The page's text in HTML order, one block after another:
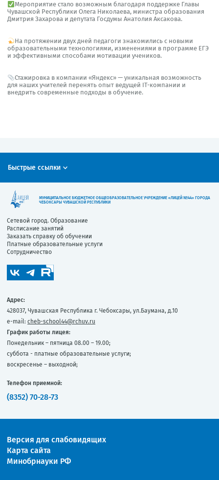
Мероприятие стало возможным благодаря поддержке Главы
Чувашской Республики Олега Николаева, министра образования
Дмитрия Захарова и депутата Госдумы Анатолия Аксакова.
На протяжении двух дней педагоги знакомились с новыми
образовательными технологиями, изменениями в программе ЕГЭ
и эффективными способами мотивации учеников.
Стажировка в компании «Яндекс» — уникальная возможность
для наших учителей перенять опыт ведущей IT-компании и
внедрить современные подходы в обучение.
Быстрые ссылки
МУНИЦИПАЛЬНОЕ БЮДЖЕТНОЕ ОБЩЕОБРАЗОВАТЕЛЬНОЕ УЧРЕЖДЕНИЕ «ЛИЦЕЙ №44» ГОРОДА
ЧЕБОКСАРЫ ЧУВАШСКОЙ РЕСПУБЛИКИ
Сетевой город. Образование
Расписание занятий
Заказать справку об обучении
Платные образовательные услуги
Сотрудничество
Адрес:
428037, Чувашская Республика г. Чебоксары, ул.Баумана, д.10
e-mail: cheb-school44@rchuv.ru
График работы лицея:
Понедельник – пятница 08.00 – 19.00;
суббота - платные образовательные услуги;
воскресенье – выходной;
Телефон приемной:
(8352) 70-28-73
Версия для слабовидящих
Карта сайта
Минобрнауки РФ